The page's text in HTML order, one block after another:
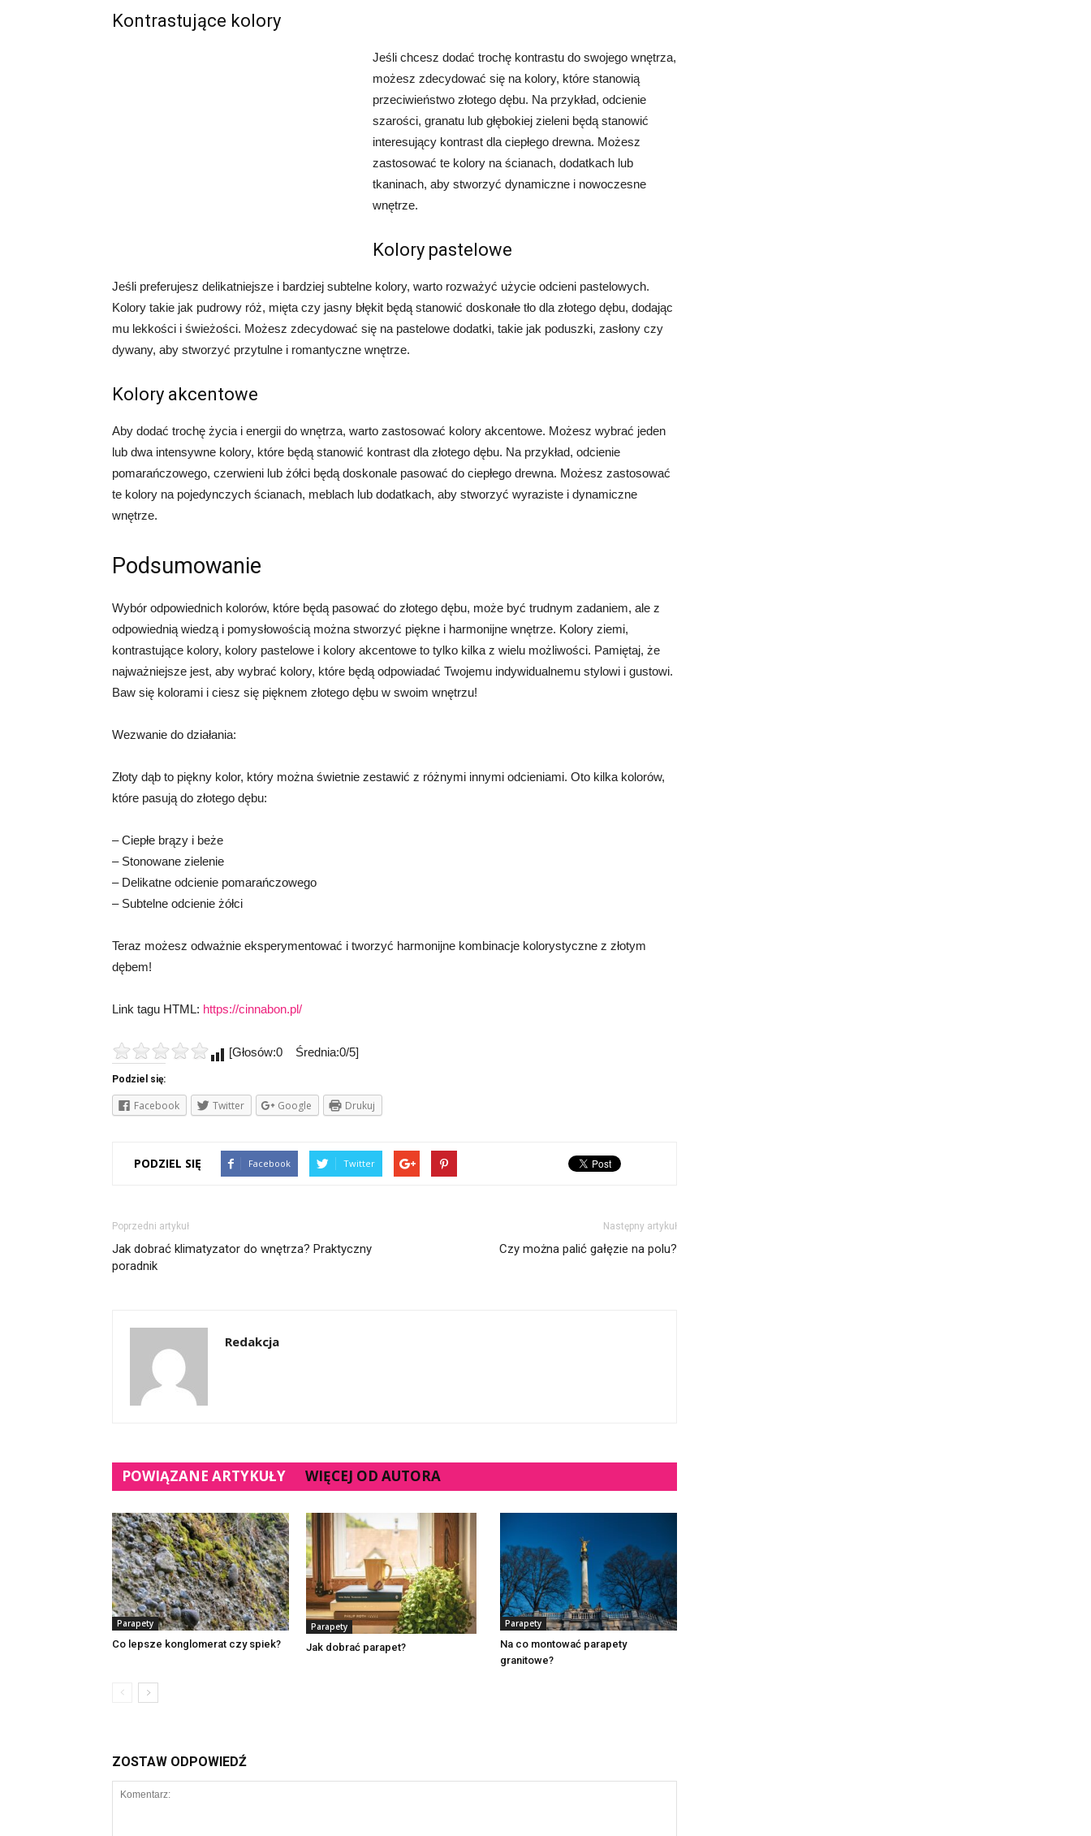
Kontrastujące kolory
Jeśli chcesz dodać trochę kontrastu do swojego wnętrza,
możesz zdecydować się na kolory, które stanowią
przeciwieństwo złotego dębu. Na przykład, odcienie
szarości, granatu lub głębokiej zieleni będą stanowić
interesujący kontrast dla ciepłego drewna. Możesz
zastosować te kolory na ścianach, dodatkach lub
tkaninach, aby stworzyć dynamiczne i nowoczesne
wnętrze.
Kolory pastelowe
Jeśli preferujesz delikatniejsze i bardziej subtelne kolory, warto rozważyć użycie odcieni pastelowych.
Kolory takie jak pudrowy róż, mięta czy jasny błękit będą stanowić doskonałe tło dla złotego dębu, dodając
mu lekkości i świeżości. Możesz zdecydować się na pastelowe dodatki, takie jak poduszki, zasłony czy
dywany, aby stworzyć przytulne i romantyczne wnętrze.
Kolory akcentowe
Aby dodać trochę życia i energii do wnętrza, warto zastosować kolory akcentowe. Możesz wybrać jeden
lub dwa intensywne kolory, które będą stanowić kontrast dla złotego dębu. Na przykład, odcienie
pomarańczowego, czerwieni lub żółci będą doskonale pasować do ciepłego drewna. Możesz zastosować
te kolory na pojedynczych ścianach, meblach lub dodatkach, aby stworzyć wyraziste i dynamiczne
wnętrze.
Podsumowanie
Wybór odpowiednich kolorów, które będą pasować do złotego dębu, może być trudnym zadaniem, ale z
odpowiednią wiedzą i pomysłowością można stworzyć piękne i harmonijne wnętrze. Kolory ziemi,
kontrastujące kolory, kolory pastelowe i kolory akcentowe to tylko kilka z wielu możliwości. Pamiętaj, że
najważniejsze jest, aby wybrać kolory, które będą odpowiadać Twojemu indywidualnemu stylowi i gustowi.
Baw się kolorami i ciesz się pięknem złotego dębu w swoim wnętrzu!
Wezwanie do działania:
Złoty dąb to piękny kolor, który można świetnie zestawić z różnymi innymi odcieniami. Oto kilka kolorów,
które pasują do złotego dębu:
– Ciepłe brązy i beże
– Stonowane zielenie
– Delikatne odcienie pomarańczowego
– Subtelne odcienie żółci
Teraz możesz odważnie eksperymentować i tworzyć harmonijne kombinacje kolorystyczne z złotym
dębem!
Link tagu HTML: https://cinnabon.pl/
[Głosów:0 Średnia:0/5]
Podziel się:
Facebook Twitter Google Drukuj
PODZIEL SIĘ Facebook Twitter
Poprzedni artykuł
Jak dobrać klimatyzator do wnętrza? Praktyczny
poradnik
Następny artykuł
Czy można palić gałęzie na polu?
Redakcja
POWIĄZANE ARTYKUŁY WIĘCEJ OD AUTORA
Parapety
Co lepsze konglomerat czy spiek?
Parapety
Jak dobrać parapet?
Parapety
Na co montować parapety
granitowe?
ZOSTAW ODPOWIEDŹ